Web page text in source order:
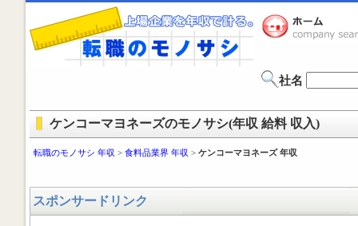
社名
ケンコーマヨネーズのモノサシ(年収 給料 収入)
転職のモノサシ 年収 > 食料品業界 年収 > ケンコーマヨネーズ 年収
スポンサードリンク